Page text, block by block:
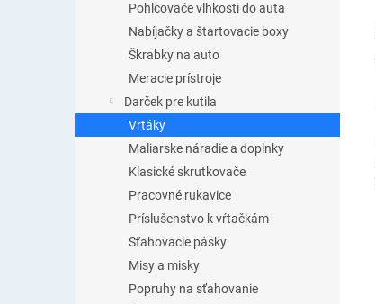
Pohlcovače vlhkosti do auta
Nabíjačky a štartovacie boxy
Škrabky na auto
Meracie prístroje
Darček pre kutila
Vrtáky
Maliarske náradie a doplnky
Klasické skrutkovače
Pracovné rukavice
Príslušenstvo k vŕtačkám
Sťahovacie pásky
Misy a misky
Popruhy na sťahovanie